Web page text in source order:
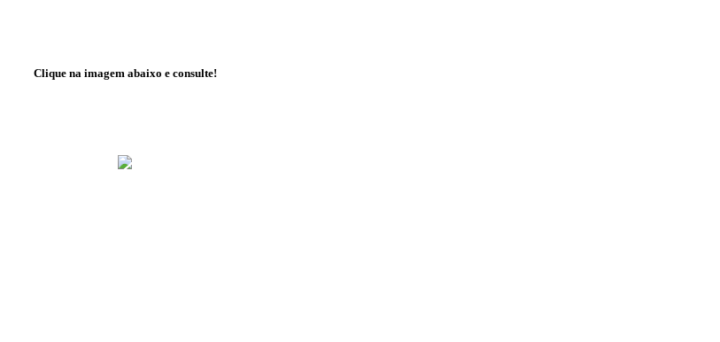
Clique na imagem abaixo e consulte!